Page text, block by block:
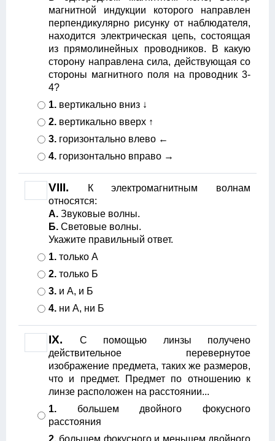
магнитной индукции которого направлен
перпендикулярно рисунку от наблюдателя,
находится электрическая цепь, состоящая
из прямолинейных проводников. В какую
сторону направлена сила, действующая со
стороны магнитного поля на проводник 3-
4?
1. вертикально вниз ↓
2. вертикально вверх ↑
3. горизонтально влево ←
4. горизонтально вправо →
VIII.
К электромагнитным волнам
относятся:
А. Звуковые волны.
Б. Световые волны.
Укажите правильный ответ.
1. только А
2. только Б
3. и А, и Б
4. ни А, ни Б
IX.
С помощью линзы получено
действительное перевернутое
изображение предмета, таких же размеров,
что и предмет. Предмет по отношению к
линзе расположен на расстоянии...
1. большем двойного фокусного
расстояния
2. большем фокусного и меньшем двойного